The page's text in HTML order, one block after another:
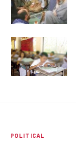
POLITICAL